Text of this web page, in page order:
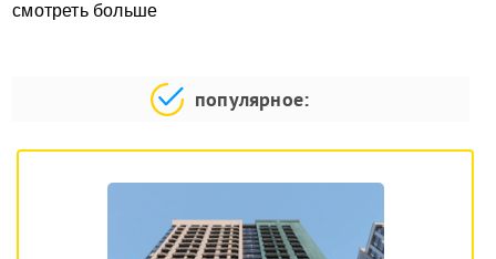
смотреть больше
популярное: